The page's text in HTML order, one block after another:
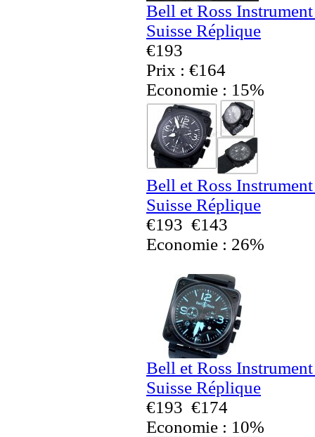
Bell et Ross
Suisse Réplique
€193
Prix : €164
Economie : 15%
Bell et Ross
Suisse Réplique
€193 €143
Economie : 26%
Bell et Ross
Suisse Réplique
€193 €174
Economie : 10%